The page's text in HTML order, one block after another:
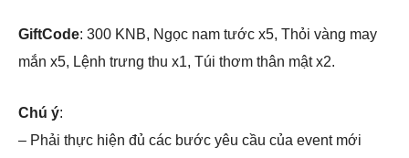
GiftCode: 300 KNB, Ngọc nam tước x5, Thỏi vàng may
mắn x5, Lệnh trưng thu x1, Túi thơm thân mật x2.
Chú ý:
– Phải thực hiện đủ các bước yêu cầu của event mới